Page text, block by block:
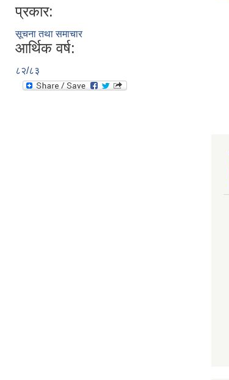
प्रकार:
सूचना तथा समाचार
आर्थिक वर्ष:
८२/८३